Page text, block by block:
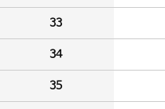
33
34
35